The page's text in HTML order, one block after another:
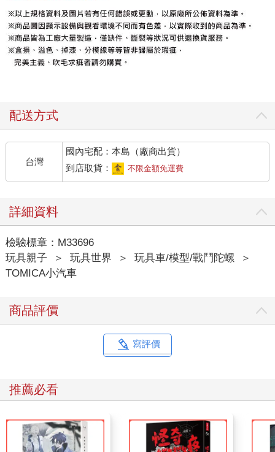
配送方式
台灣
國內宅配：本島（廠商出貨）
到店取貨：
不限金額免運費
詳細資料
檢驗標章：M33696
玩具親子
＞ 玩具世界 ＞ 玩具車/模型/戰鬥陀螺
＞
TOMICA小汽車
商品評價
寫評價
推薦必看